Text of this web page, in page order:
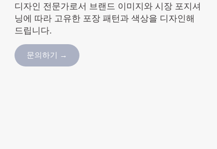
디자인 전문가로서 브랜드 이미지와 시장 포지셔
닝에 따라 고유한 포장 패턴과 색상을 디자인해
드립니다.
문의하기 →